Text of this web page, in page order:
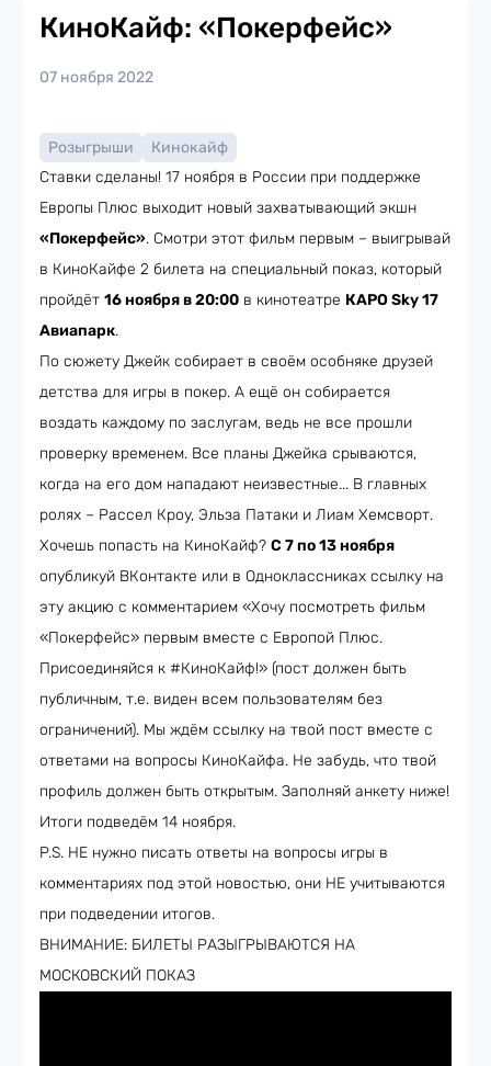
КиноКайф: «Покерфейс»
07 ноября 2022
Розыгрыши
Кинокайф
Ставки сделаны! 17 ноября в России при поддержке
Европы Плюс выходит новый захватывающий экшн
«Покерфейс». Смотри этот фильм первым – выигрывай
в КиноКайфе 2 билета на специальный показ, который
пройдёт 16 ноября в 20:00 в кинотеатре КАРО Sky 17
Авиапарк.
По сюжету Джейк собирает в своём особняке друзей
детства для игры в покер. А ещё он собирается
воздать каждому по заслугам, ведь не все прошли
проверку временем. Все планы Джейка срываются,
когда на его дом нападают неизвестные... В главных
ролях – Рассел Кроу, Эльза Патаки и Лиам Хемсворт.
Хочешь попасть на КиноКайф? С 7 по 13 ноября
опубликуй ВКонтакте или в Одноклассниках ссылку на
эту акцию с комментарием «Хочу посмотреть фильм
«Покерфейс» первым вместе с Европой Плюс.
Присоединяйся к #КиноКайф!» (пост должен быть
публичным, т.е. виден всем пользователям без
ограничений). Мы ждём ссылку на твой пост вместе с
ответами на вопросы КиноКайфа. Не забудь, что твой
профиль должен быть открытым. Заполняй анкету ниже!
Итоги подведём 14 ноября.
P.S. НЕ нужно писать ответы на вопросы игры в
комментариях под этой новостью, они НЕ учитываются
при подведении итогов.
ВНИМАНИЕ: БИЛЕТЫ РАЗЫГРЫВАЮТСЯ НА
МОСКОВСКИЙ ПОКАЗ